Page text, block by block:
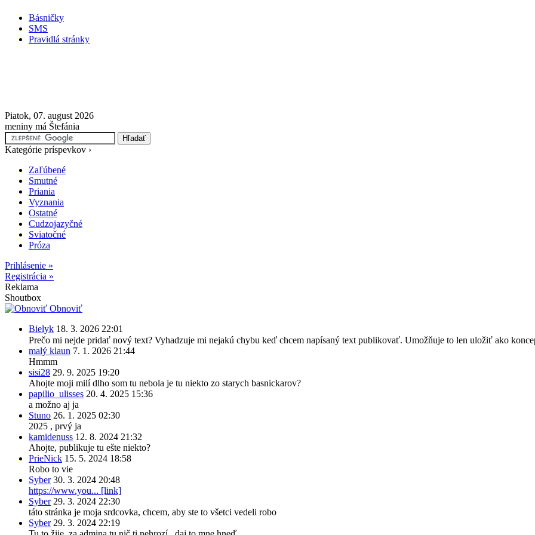
Básničky
SMS
Pravidlá stránky
Piatok, 07. august 2026
meniny má Štefánia
Kategórie príspevkov ›
Zaľúbené
Smutné
Priania
Vyznania
Ostatné
Cudzojazyčné
Sviatočné
Próza
Prihlásenie »
Registrácia »
Reklama
Shoutbox
Obnoviť
Bielyk 18. 3. 2026 22:01
Prečo mi nejde pridať nový text? Vyhadzuje mi nejakú chybu keď chcem napísaný text publikovať. Umožňuje to len uložiť ako
malý klaun 7. 1. 2026 21:44
Hmmm
sisi28 29. 9. 2025 19:20
Ahojte moji milí dlho som tu nebola je tu niekto zo starych basnickarov?
papilio_ulisses 20. 4. 2025 15:36
a možno aj ja
Stuno 26. 1. 2025 02:30
2025 , prvý ja
kamidenuss 12. 8. 2024 21:32
Ahojte, publikuje tu ešte niekto?
PrieNick 15. 5. 2024 18:58
Robo to vie
Syber 30. 3. 2024 20:48
https://www.you... [link]
Syber 29. 3. 2024 22:30
táto stránka je moja srdcovka, chcem, aby ste to všetci vedeli robo
Syber 29. 3. 2024 22:19